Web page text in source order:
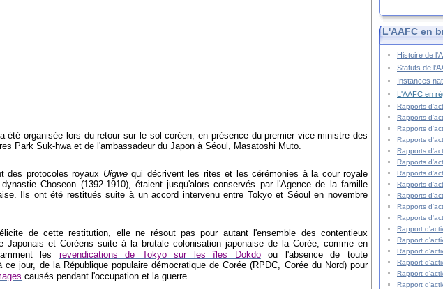
été organisée lors du retour sur le sol coréen, en présence du premier vice-ministre des
Park Suk-hwa et de l'ambassadeur du Japon à Séoul, Masatoshi Muto.
des protocoles royaux Uigwequi décrivent les rites et les cérémonies à la cour royale
Choseon (1392-1910), étaient jusqu'alors conservés par l'Agence de la famille
Ils ont été restitués suite à un accord intervenu entre Tokyo et Séoul en novembre
de cette restitution, elle ne résout pas pour autant l'ensemble des contentieux
Japonais et Coréens suite à la brutale colonisation japonaise de la Corée, comme en
les revendications de Tokyo sur les îles Dokdoou l'absence de toute
ce jour, de la République populaire démocratique de Corée (RPDC, Corée du Nord) pour
causés pendant l'occupation et la guerre.
L'AAFC en
Histoire de
Statuts de
Instances
L'AAFC en
Rapports
Rapports
Rapports
Rapports
Rapports
Rapports
Rapports
Rapports
Rapports
Rapports
Rapports
Rapport
Rapport
Rapport
Rapport
Rapport
Rapport